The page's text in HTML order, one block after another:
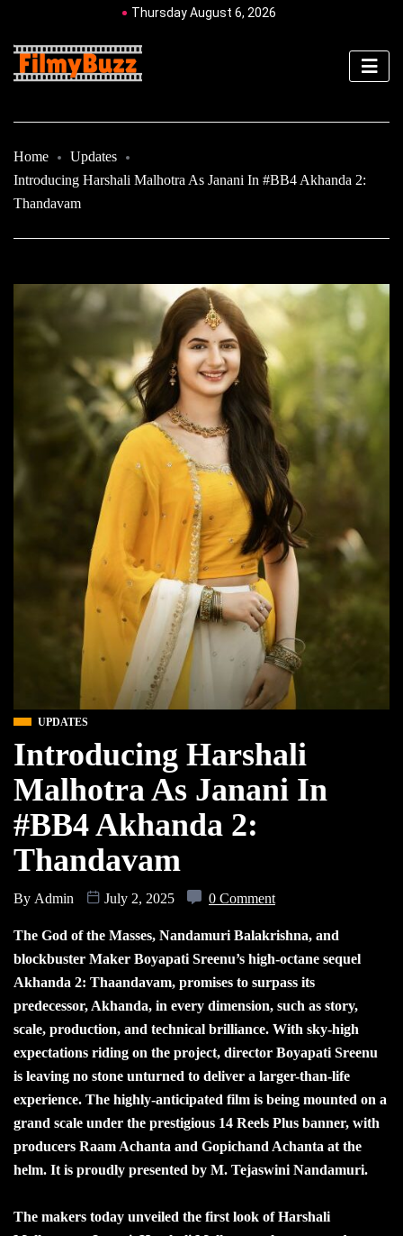
Thursday August 6, 2026
Home
Updates
Introducing Harshali Malhotra As Janani In #BB4 Akhanda 2:
Thandavam
UPDATES
Introducing Harshali
Malhotra As Janani In
#BB4 Akhanda 2:
Thandavam
By Admin July 2, 2025 0 Comment
The God of the Masses, Nandamuri Balakrishna, and
blockbuster Maker Boyapati Sreenu’s high-octane sequel
Akhanda 2: Thaandavam, promises to surpass its
predecessor, Akhanda, in every dimension, such as story,
scale, production, and technical brilliance. With sky-high
expectations riding on the project, director Boyapati Sreenu
is leaving no stone unturned to deliver a larger-than-life
experience. The highly-anticipated film is being mounted on a
grand scale under the prestigious 14 Reels Plus banner, with
producers Raam Achanta and Gopichand Achanta at the
helm. It is proudly presented by M. Tejaswini Nandamuri.
The makers today unveiled the first look of Harshali